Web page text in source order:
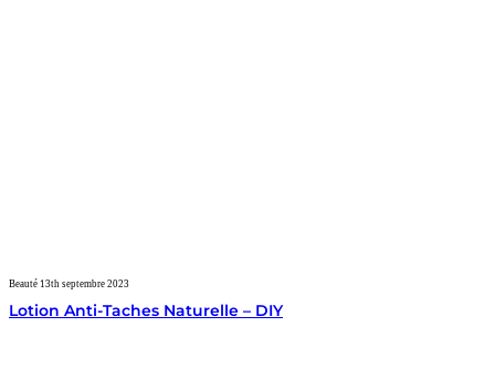
Beauté 13th septembre 2023
Lotion Anti-Taches Naturelle – DIY